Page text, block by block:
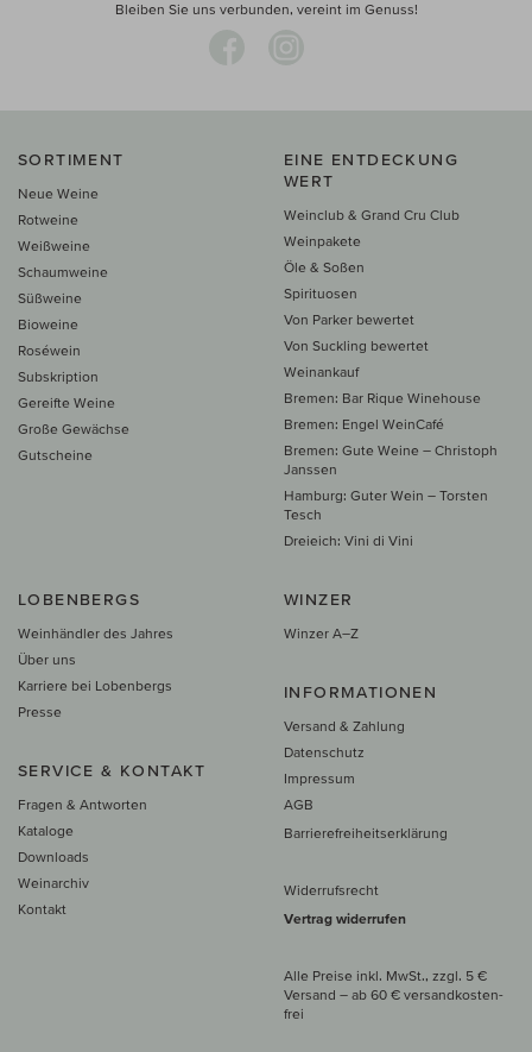
Bleiben Sie uns verbunden, vereint im Genuss!
SORTIMENT
Neue Weine
Rotweine
Weißweine
Schaumweine
Süßweine
Bioweine
Roséwein
Subskription
Gereifte Weine
Große Gewächse
Gutscheine
EINE ENTDECKUNG
WERT
Weinclub & Grand Cru Club
Weinpakete
Öle & Soßen
Spirituosen
Von Parker bewertet
Von Suckling bewertet
Weinankauf
Bremen: Bar Rique Winehouse
Bremen: Engel WeinCafé
Bremen: Gute Weine – Christoph
Janssen
Hamburg: Guter Wein – Torsten
Tesch
Dreieich: Vini di Vini
LOBENBERGS
Weinhändler des Jahres
Über uns
Karriere bei Lobenbergs
Presse
SERVICE & KONTAKT
Fragen & Antworten
Kataloge
Downloads
Weinarchiv
Kontakt
WINZER
Winzer A–Z
INFORMATIONEN
Versand & Zahlung
Datenschutz
Impressum
AGB
Barrierefreiheitserklärung
Widerrufsrecht
Vertrag widerrufen
Alle Preise inkl. MwSt., zzgl. 5 €
Versand – ab 60 € versand­kosten­
frei